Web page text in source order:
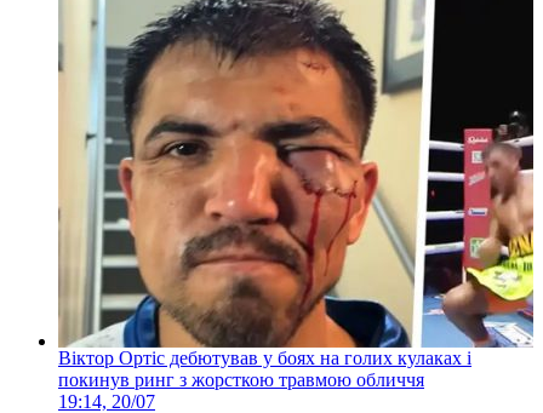
Віктор Ортіс дебютував у боях на голих кулаках і
покинув ринг з жорсткою травмою обличчя
19:14, 20/07